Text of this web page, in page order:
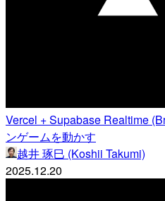
Vercel + Supabase Realtime
ンゲームを動かす
越井 琢巳 (Koshii Takumi)
2025.12.20